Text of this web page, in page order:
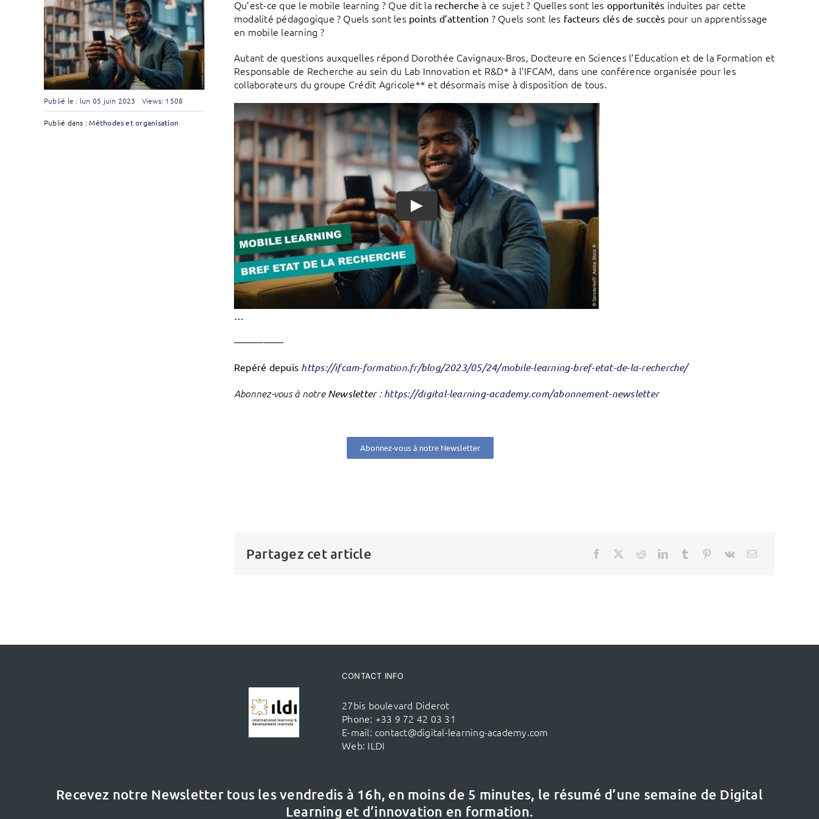
Publié le : lun 05 juin 2023 Views: 1508
Publié dans :Méthodes et organisation
Qu’est-ce que le mobile learning ? Que dit la recherche à ce sujet ? Quelles sont les opportunités induites par cette
modalité pédagogique ? Quels sont lespoints d’attention ? Quels sont les facteurs clés de succès pour un apprentissage
en mobile learning ?
Autant de questions auxquelles répond Dorothée Cavignaux-Bros, Docteure en Sciences l’Education et de la Formation et
Responsable de Recherche au sein du Lab Innovation et R&D* à l’IFCAM, dans une conférence organisée pour les
collaborateurs du groupe Crédit Agricole** et désormais mise à disposition de tous.
—————
Repéré depuis https://ifcam-formation.fr/blog/2023/05/24/mobile-learning-bref-etat-de-la-recherche/
Abonnez-vous à notre Newsletter: https://digital-learning-academy.com/abonnement-newsletter
Abonnez-vous à notre Newsletter
Partagez cet article
CONTACT INFO
27bis boulevard Diderot
Phone: +33 9 72 42 03 31
E-mail: contact@digital-learning-academy.com
Web: ILDI
Recevez notre Newsletter tous les vendredis à 16h, en moins de 5 minutes, le résumé d’une semaine de Digital
Learning et d’innovation en formation.